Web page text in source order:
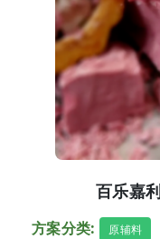
百乐嘉
方案分类: 原辅料